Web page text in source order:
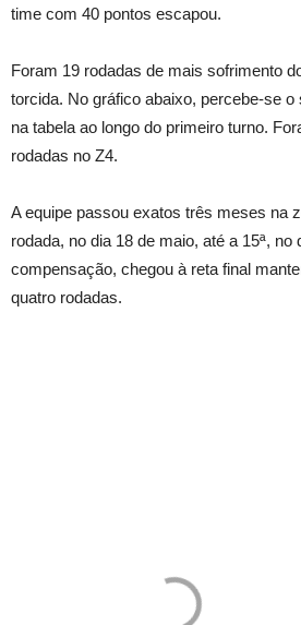
time com 40 pontos escapou.
Foram 19 rodadas de mais sofrimento
torcida. No gráfico abaixo, percebe-se
na tabela ao longo do primeiro turno.
rodadas no Z4.
A equipe passou exatos três meses na
rodada, no dia 18 de maio, até a 15ª, no
compensação, chegou à reta final
quatro rodadas.